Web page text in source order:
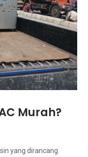
Murah?
уаng dirancang